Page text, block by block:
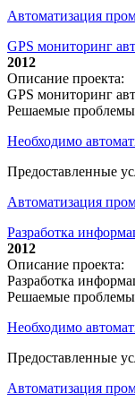
Автоматизация
GPS мониторинг
2012
Описание проекта:
GPS мониторинг
Решаемые
Необходимо
Предоставленные
Автоматизация
Разработка
2012
Описание проекта:
Разработка
Решаемые
Необходимо
Предоставленные
Автоматизация